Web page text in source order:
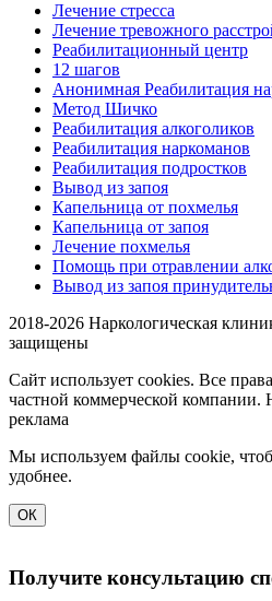
Лечение стресса
Лечение тревожного
Реабилитационный центр
12 шагов
Анонимная Реабилитация
Метод Шичко
Реабилитация алкоголиков
Реабилитация наркоманов
Реабилитация подростков
Вывод из запоя
Капельница от похмелья
Капельница от запоя
Лечение похмелья
Помощь при отравлении
Вывод из запоя
2018-2026 Наркологическая
защищены
Сайт использует cookies. Все
частной коммерческой компании.
реклама
Мы используем файлы cookie,
удобнее.
ОК
Получите консультацию